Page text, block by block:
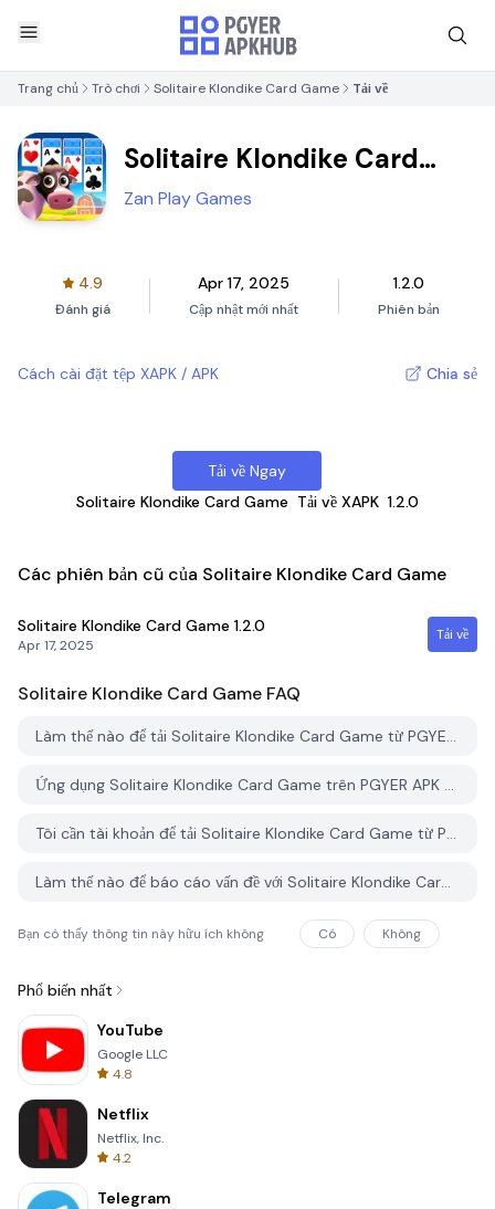
Trang chủ Trò chơi Solitaire Klondike Card Game Tải về
Solitaire Klondike Card
Game
Zan Play Games
4.9
Đánh giá
Apr 17, 2025
Cập nhật mới nhất
1.2.0
Phiên bản
Cách cài đặt tệp XAPK / APK Chia sẻ
Tải về Ngay
Solitaire Klondike Card Game Tải về XAPK 1.2.0
Các phiên bản cũ của Solitaire Klondike Card Game
Solitaire Klondike Card Game 1.2.0
Apr 17, 2025
Tải về
Solitaire Klondike Card Game FAQ
Làm thế nào để tải Solitaire Klondike Card Game từ PGYER APK HUB?
Ứng dụng Solitaire Klondike Card Game trên PGYER APK HUB có miễn phí không?
Tôi cần tài khoản để tải Solitaire Klondike Card Game từ PGYER APK HUB không?
Làm thế nào để báo cáo vấn đề với Solitaire Klondike Card Game trên PGYER APK HUB?
Bạn có thấy thông tin này hữu ích không Có Không
Phổ biến nhất
YouTube
Google LLC
4.8
Netflix
Netflix, Inc.
4.2
Telegram